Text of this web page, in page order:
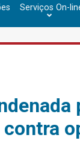
Serviços On-